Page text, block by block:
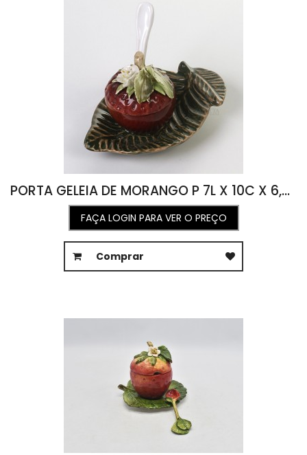
PORTA GELEIA DE MORANGO P 7L X 10C X 6,5A
FAÇA LOGIN PARA VER O PREÇO
Comprar